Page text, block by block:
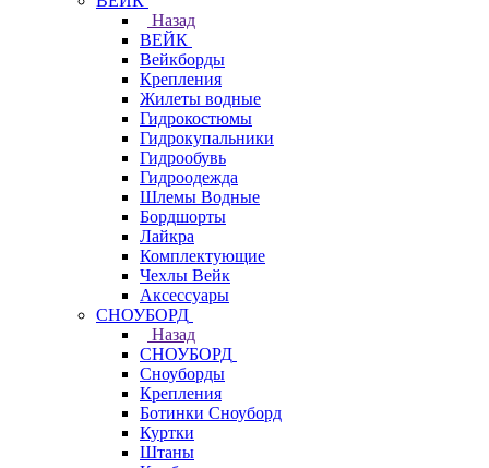
Назад
ВЕЙК
Вейкборды
Крепления
Жилеты водные
Гидрокостюмы
Гидрокупальники
Гидрообувь
Гидроодежда
Шлемы Водные
Бордшорты
Лайкра
Комплектующие
Чехлы Вейк
Аксессуары
СНОУБОРД
Назад
СНОУБОРД
Сноуборды
Крепления
Ботинки Сноуборд
Куртки
Штаны